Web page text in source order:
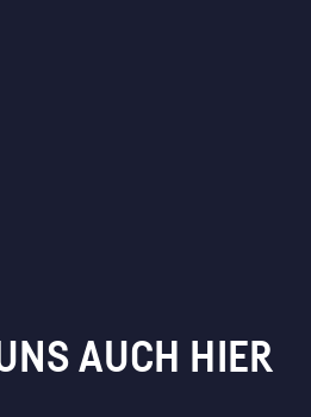
AUCH HIER